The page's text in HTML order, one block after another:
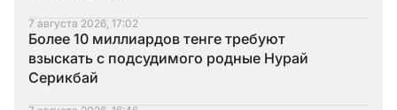
7 августа 2026, 17:02
Более 10 миллиардов тенге требуют
взыскать с подсудимого родные Нурай
Серикбай